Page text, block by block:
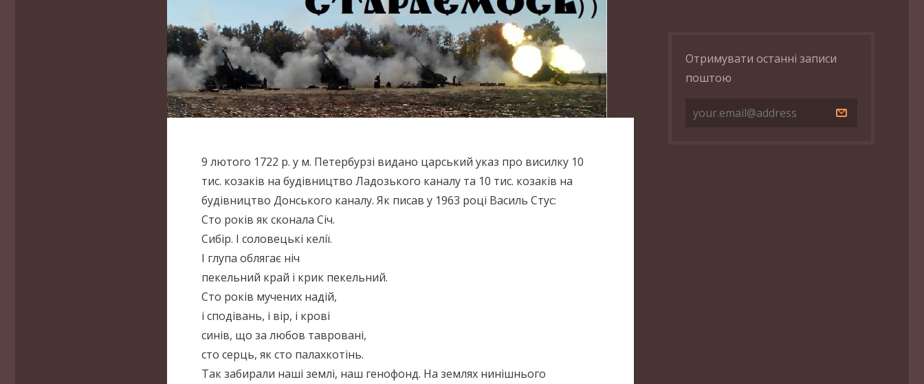
9 лютого 1722 р. у м. Петербурзі видано царський указ про висилку 10
тис. козаків на будівництво Ладозького каналу та 10 тис. козаків на
будівництво Донського каналу. Як писав у 1963 році Василь Стус:
Сто років як сконала Січ.
Сибір. І соловецькі келії.
І глупа облягає ніч
пекельний край і крик пекельний.
Сто років мучених надій,
і сподівань, і вір, і крові
синів, що за любов тавровані,
сто серць, як сто палахкотінь.
Так забирали наші землі, наш генофонд. На землях нинішнього
Отримувати останні записи
поштою